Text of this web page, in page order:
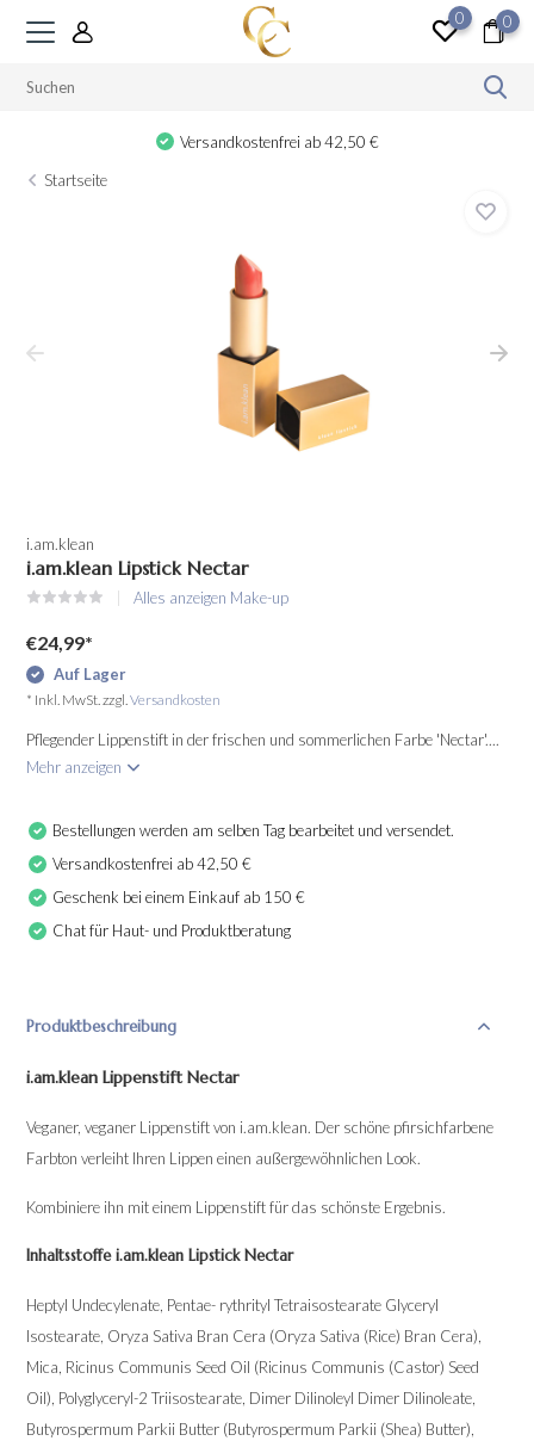
0 0
Versandkostenfrei ab 42,50 €
Startseite
i.am.klean
i.am.klean Lipstick Nectar
Alles anzeigen Make-up
€24,99*
Auf Lager
* Inkl. MwSt. zzgl.Versandkosten
Pflegender Lippenstift in der frischen und sommerlichen Farbe 'Nectar'....
Mehr anzeigen
Bestellungen werden am selben Tag bearbeitet und versendet.
Versandkostenfrei ab 42,50 €
Geschenk bei einem Einkauf ab 150 €
Chat für Haut- und Produktberatung
Produktbeschreibung
i.am.klean Lippenstift Nectar
Veganer, veganer Lippenstift von i.am.klean. Der schöne pfirsichfarbene
Farbton verleiht Ihren Lippen einen außergewöhnlichen Look.
Kombiniere ihn mit einem Lippenstift für das schönste Ergebnis.
Inhaltsstoffe i.am.klean Lipstick Nectar
Heptyl Undecylenate, Pentae- rythrityl Tetraisostearate Glyceryl
Isostearate, Oryza Sativa Bran Cera (Oryza Sativa (Rice) Bran Cera),
Mica, Ricinus Communis Seed Oil (Ricinus Communis (Castor) Seed
Oil), Polyglyceryl-2 Triisostearate, Dimer Dilinoleyl Dimer Dilinoleate,
Butyrospermum Parkii Butter (Butyrospermum Parkii (Shea) Butter),